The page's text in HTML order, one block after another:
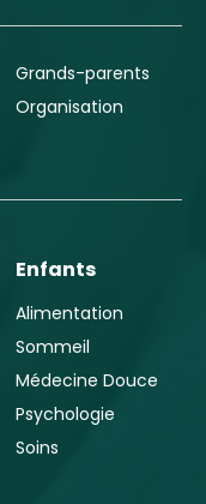
Grands-parents
Organisation
Enfants
Alimentation
Sommeil
Médecine Douce
Psychologie
Soins